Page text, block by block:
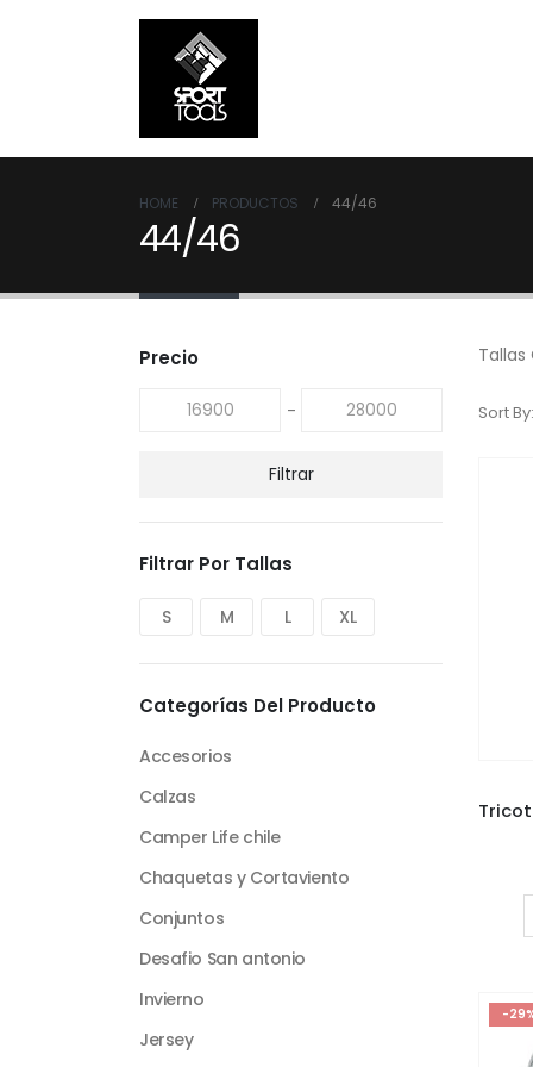
HOME PRODUCTOS 44/46
44/46
Tallas
Sort By:
-
Precio
-
Filtrar
Filtrar Por Tallas
S M L XL
Categorías Del Producto
Accesorios
Calzas
Camper Life chile
Chaquetas y Cortaviento
Conjuntos
Desafio San antonio
Invierno
Jersey